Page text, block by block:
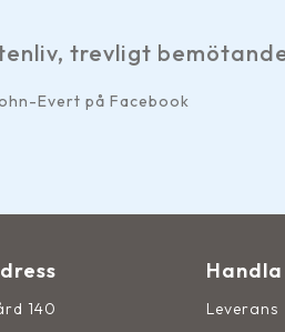
service. Tack.
140
Handla
Leverans